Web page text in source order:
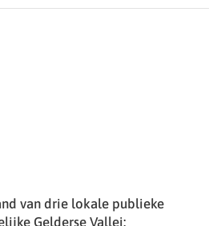
van drie lokale publieke
Gelderse Vallei: